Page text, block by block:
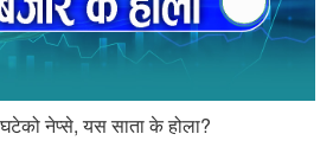
नेप्से, यस साता के होला?